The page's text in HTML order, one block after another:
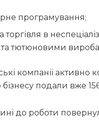
програмування;
торгівля в
тютюновими
компанії активно
подали вже
до роботи